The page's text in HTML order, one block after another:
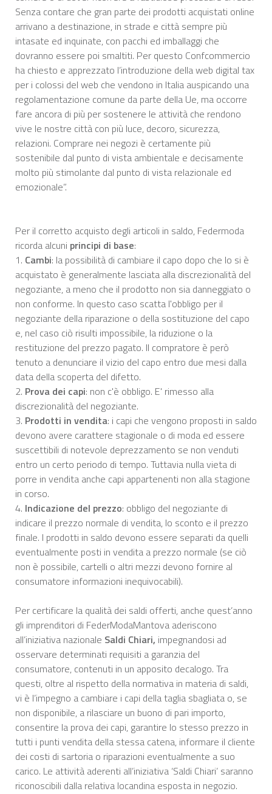
Senza contare che gran parte dei prodotti acquistati online
arrivano a destinazione, in strade e città sempre più
intasate ed inquinate, con pacchi ed imballaggi che
dovranno essere poi smaltiti. Per questo Confcommercio
ha chiesto e apprezzato l’introduzione della web digital tax
per i colossi del web che vendono in Italia auspicando una
regolamentazione comune da parte della Ue, ma occorre
fare ancora di più per sostenere le attività che rendono
vive le nostre città con più luce, decoro, sicurezza,
relazioni. Comprare nei negozi è certamente più
sostenibile dal punto di vista ambientale e decisamente
molto più stimolante dal punto di vista relazionale ed
emozionale”.
Per il corretto acquisto degli articoli in saldo, Federmoda
ricorda alcuni principi di base:
1. Cambi: la possibilità di cambiare il capo dopo che lo si è
acquistato è generalmente lasciata alla discrezionalità del
negoziante, a meno che il prodotto non sia danneggiato o
non conforme. In questo caso scatta l'obbligo per il
negoziante della riparazione o della sostituzione del capo
e, nel caso ciò risulti impossibile, la riduzione o la
restituzione del prezzo pagato. Il compratore è però
tenuto a denunciare il vizio del capo entro due mesi dalla
data della scoperta del difetto.
2. Prova dei capi: non c'è obbligo. E' rimesso alla
discrezionalità del negoziante.
3. Prodotti in vendita: i capi che vengono proposti in saldo
devono avere carattere stagionale o di moda ed essere
suscettibili di notevole deprezzamento se non venduti
entro un certo periodo di tempo. Tuttavia nulla vieta di
porre in vendita anche capi appartenenti non alla stagione
in corso.
4. Indicazione del prezzo: obbligo del negoziante di
indicare il prezzo normale di vendita, lo sconto e il prezzo
finale. I prodotti in saldo devono essere separati da quelli
eventualmente posti in vendita a prezzo normale (se ciò
non è possibile, cartelli o altri mezzi devono fornire al
consumatore informazioni inequivocabili).
Per certificare la qualità dei saldi offerti, anche quest’anno
gli imprenditori di FederModaMantova aderiscono
all’iniziativa nazionale Saldi Chiari, impegnandosi ad
osservare determinati requisiti a garanzia del
consumatore, contenuti in un apposito decalogo. Tra
questi, oltre al rispetto della normativa in materia di saldi,
vi è l’impegno a cambiare i capi della taglia sbagliata o, se
non disponibile, a rilasciare un buono di pari importo,
consentire la prova dei capi, garantire lo stesso prezzo in
tutti i punti vendita della stessa catena, informare il cliente
dei costi di sartoria o riparazioni eventualmente a suo
carico. Le attività aderenti all’iniziativa ‘Saldi Chiari’ saranno
riconoscibili dalla relativa locandina esposta in negozio.